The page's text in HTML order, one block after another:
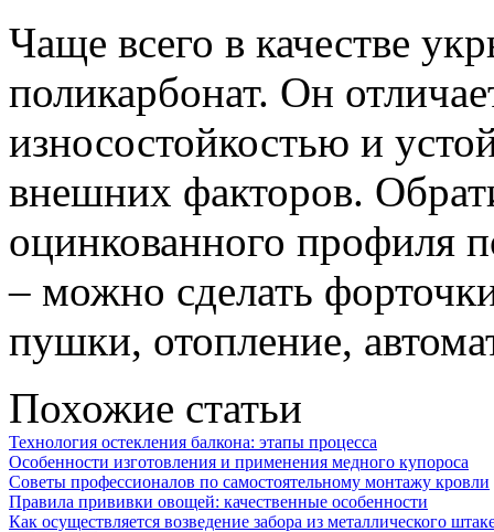
Чаще всего в качестве
поликарбонат. Он
износостойкостью и
внешних факторов.
оцинкованного профиля
– можно сделать
пушки, отопление,
Похожие статьи
Технология остекления балкона: этапы процесса
Особенности изготовления и применения медного купороса
Советы профессионалов по самостоятельному монтажу кровли
Правила прививки овощей: качественные особенности
Как осуществляется возведение забора из металлического